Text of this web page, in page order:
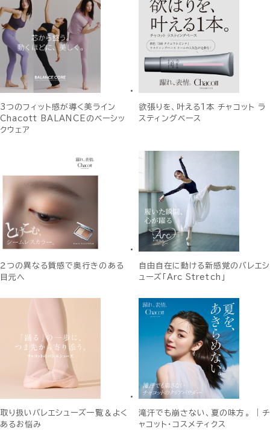
3つのフィット感が導く美ライン
Chacott BALANCEのベーシッ
クウェア
欲張りを、叶える1本 チャコット ラ
スティングベース
２つの異なる質感で奥行きのある
目元へ
自由自在に動ける新感覚のバレエシ
ューズ「Arc Stretch」
取り扱いバレエシューズ一覧＆よく
あるお悩み
滝汗でも崩さない、夏の味方。 ｜チ
ャコット・コスメティクス